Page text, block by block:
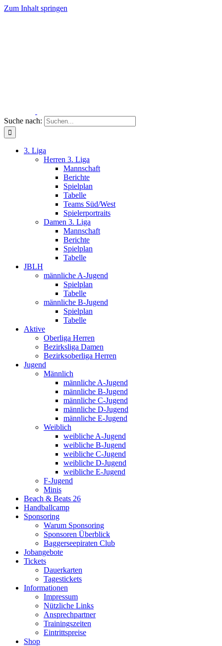
Zum Inhalt springen
Suche nach:
3. Liga
Herren 3. Liga
Mannschaft
Berichte
Spielplan
Tabelle
Teams Süd/West
Spielerportraits
Damen 3. Liga
Mannschaft
Berichte
Spielplan
Tabelle
JBLH
männliche A-Jugend
Spielplan
Tabelle
männliche B-Jugend
Spielplan
Tabelle
Aktive
Oberliga Herren
Bezirksliga Damen
Bezirksoberliga Herren
Jugend
Männlich
männliche A-Jugend
männliche B-Jugend
männliche C-Jugend
männliche D-Jugend
männliche E-Jugend
Weiblich
weibliche A-Jugend
weibliche B-Jugend
weibliche C-Jugend
weibliche D-Jugend
weibliche E-Jugend
F-Jugend
Minis
Beach & Beats 26
Handballcamp
Sponsoring
Warum Sponsoring
Sponsoren Überblick
Baggerseepiraten Club
Jobangebote
Tickets
Dauerkarten
Tagestickets
Informationen
Impressum
Nützliche Links
Ansprechpartner
Trainingszeiten
Eintrittspreise
Shop